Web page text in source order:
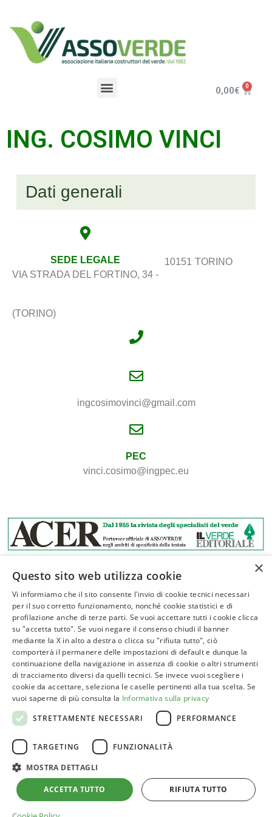
0,00€
ING. COSIMO VINCI
Dati generali
SEDE LEGALE
VIA STRADA DEL FORTINO, 34 -
10151 TORINO
(TORINO)
ingcosimovinci@gmail.com
PEC
vinci.cosimo@ingpec.eu
ASSOVERDE
P.Iva 02961181209
posta@assoverde.it
Privacy Policy
Cookie Policy
Sede:
Corso Vittorio Emanuele II, 101 – 00186 Roma
Tel. 06 6852413
×
Questo sito web utilizza cookie
Vi informiamo che il sito consente l'invio di cookie tecnici necessari
per il suo corretto funzionamento, nonché cookie statistici e di
profilazione anche di terze parti. Se vuoi accettare tutti i cookie clicca
su "accetta tutto". Se vuoi negare il consenso chiudi il banner
mediante la X in alto a destra o clicca su "rifiuta tutto", ciò
comporterà il permanere delle impostazioni di default e dunque la
continuazione della navigazione in assenza di cookie o altri strumenti
di tracciamento diversi da quelli tecnici. Se invece vuoi scegliere i
cookie da accettare, seleziona le caselle pertinenti alla tua scelta. Se
vuoi saperne di più consulta la Informativa sulla privacy
STRETTAMENTE NECESSARI
PERFORMANCE
TARGETING FUNZIONALITÀ
MOSTRA DETTAGLI
ACCETTA TUTTO RIFIUTA TUTTO